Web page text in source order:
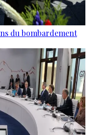
du bombardement